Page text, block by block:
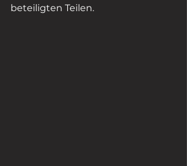
beteiligten Teilen.